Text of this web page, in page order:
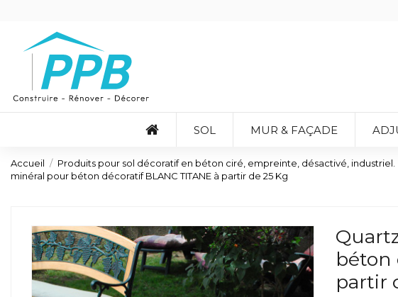
SOL MUR & FAÇADE
Accueil Produits pour sol décoratif en béton ciré, empreinte, désactivé, industriel.
minéral pour béton décoratif BLANC TITANE à partir de 25 Kg
béton
partir